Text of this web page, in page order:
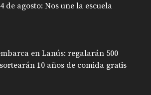
de agosto: Nos une la escuela
en Lanús: regalarán 500
10 años de comida gratis